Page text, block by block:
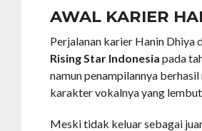
AWAL KARIER
Perjalanan karier Hanin Dhiya
Rising Star Indonesia pada
namun penampilannya
karakter vokalnya yang lembut
Meski tidak keluar sebagai